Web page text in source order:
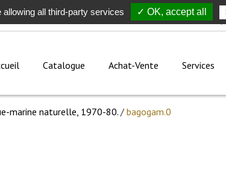
Catalogue Achat-Vente Services
marine naturelle, 1970-80. / bagogam.0
all third-party services ✓ OK, accept all